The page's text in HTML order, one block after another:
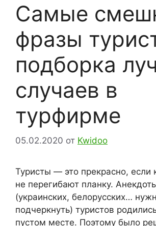
Самые
фразы
подборка
случаев в
турфирме
05.02.2020 от Kwidoo
Туристы — это прекрасно, если
не перегибают планку.
(украинских, белорусских…
подчеркнуть) туристов
пустом месте. Поэтому было